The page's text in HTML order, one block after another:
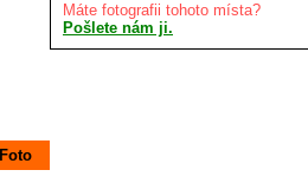
Foto
Máte fotografii tohoto místa?
Pošlete nám ji.